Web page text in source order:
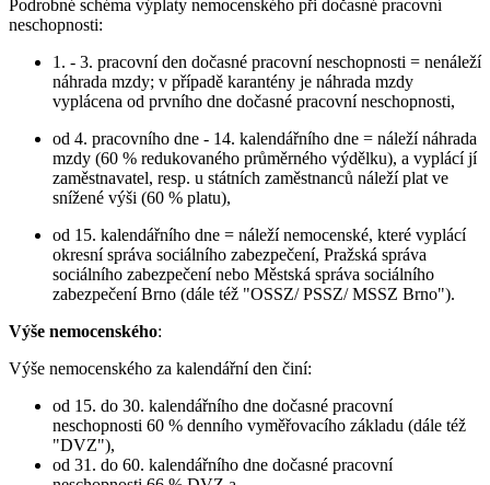
Podrobné schéma výplaty nemocenského při dočasné pracovní
neschopnosti:
1. - 3. pracovní den dočasné pracovní neschopnosti = nenáleží
náhrada mzdy; v případě karantény je náhrada mzdy
vyplácena od prvního dne dočasné pracovní neschopnosti,
od 4. pracovního dne - 14. kalendářního dne = náleží náhrada
mzdy (60 % redukovaného průměrného výdělku), a vyplácí jí
zaměstnavatel, resp. u státních zaměstnanců náleží plat ve
snížené výši (60 % platu),
od 15. kalendářního dne = náleží nemocenské, které vyplácí
okresní správa sociálního zabezpečení, Pražská správa
sociálního zabezpečení nebo Městská správa sociálního
zabezpečení Brno (dále též "OSSZ/ PSSZ/ MSSZ Brno").
Výše nemocenského:
Výše nemocenského za kalendářní den činí:
od 15. do 30. kalendářního dne dočasné pracovní
neschopnosti 60 % denního vyměřovacího základu (dále též
"DVZ"),
od 31. do 60. kalendářního dne dočasné pracovní